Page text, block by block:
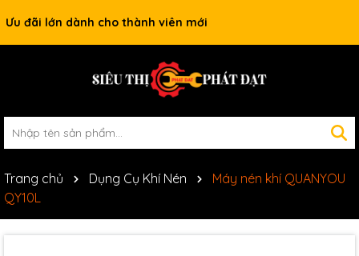
Ưu đãi lớn dành cho thành viên mới
Trang chủ Dụng Cụ Khí Nén
Máy nén khí QUANYOU
QY10L